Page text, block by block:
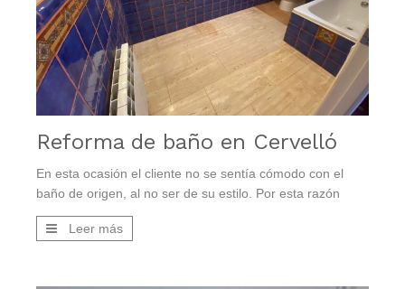
Reforma de baño en Cervelló
En esta ocasión el cliente no se sentía cómodo con el
baño de origen, al no ser de su estilo. Por esta razón
decide contratarnos para realizar una reforma.
Leer más